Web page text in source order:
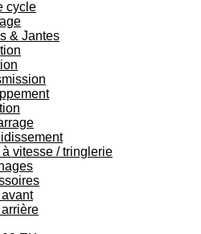
cycle
& Jantes
à vitesse / tringlerie